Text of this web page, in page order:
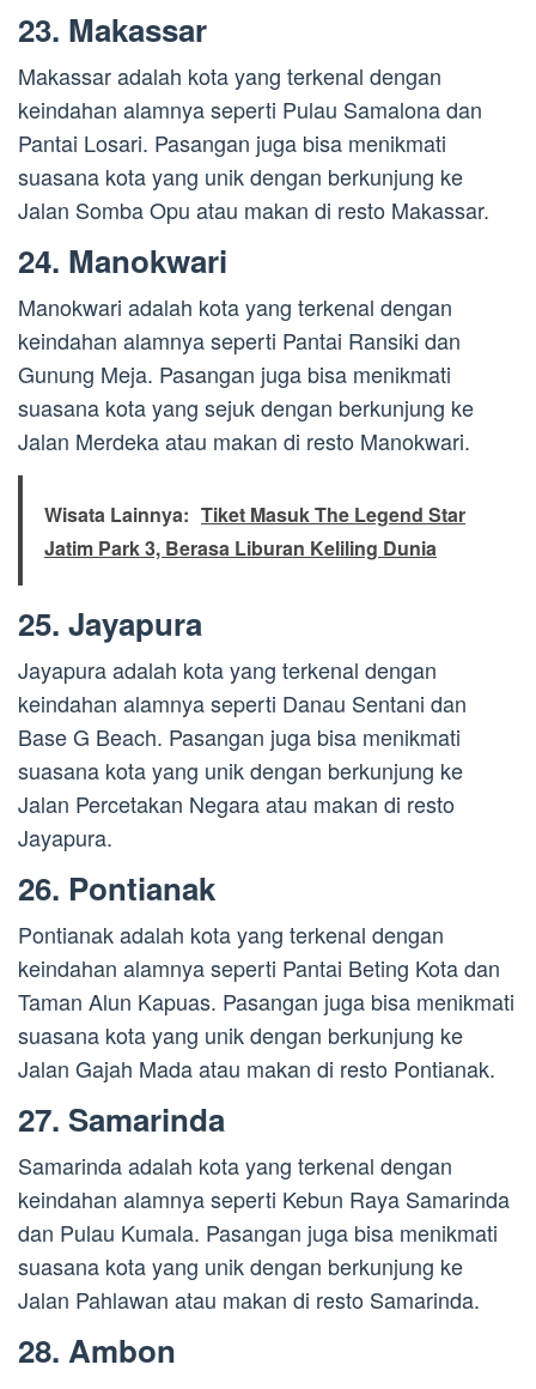
23. Makassar
Makassar adalah kota yang terkenal dengan
keindahan alamnya seperti Pulau Samalona dan
Pantai Losari. Pasangan juga bisa menikmati
suasana kota yang unik dengan berkunjung ke
Jalan Somba Opu atau makan di resto Makassar.
24. Manokwari
Manokwari adalah kota yang terkenal dengan
keindahan alamnya seperti Pantai Ransiki dan
Gunung Meja. Pasangan juga bisa menikmati
suasana kota yang sejuk dengan berkunjung ke
Jalan Merdeka atau makan di resto Manokwari.
Wisata Lainnya: Tiket Masuk The Legend Star
Jatim Park 3, Berasa Liburan Keliling Dunia
25. Jayapura
Jayapura adalah kota yang terkenal dengan
keindahan alamnya seperti Danau Sentani dan
Base G Beach. Pasangan juga bisa menikmati
suasana kota yang unik dengan berkunjung ke
Jalan Percetakan Negara atau makan di resto
Jayapura.
26. Pontianak
Pontianak adalah kota yang terkenal dengan
keindahan alamnya seperti Pantai Beting Kota dan
Taman Alun Kapuas. Pasangan juga bisa menikmati
suasana kota yang unik dengan berkunjung ke
Jalan Gajah Mada atau makan di resto Pontianak.
27. Samarinda
Samarinda adalah kota yang terkenal dengan
keindahan alamnya seperti Kebun Raya Samarinda
dan Pulau Kumala. Pasangan juga bisa menikmati
suasana kota yang unik dengan berkunjung ke
Jalan Pahlawan atau makan di resto Samarinda.
28. Ambon